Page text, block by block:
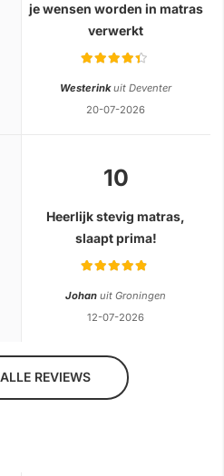
je wensen worden in matras
verwerkt
Rating:
Westerinkuit Deventer
20-07-2026
10
Heerlijk stevig matras,
slaapt prima!
Rating:
Johan uit Groningen
12-07-2026
REVIEWS